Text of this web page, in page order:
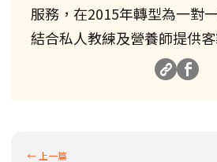
服務，在2015年轉型為一對
結合私人教練及營養師提供